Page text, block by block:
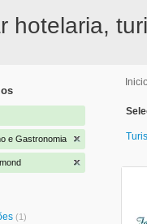
hotelaria,
e Gastronomia
(1)
Inicio